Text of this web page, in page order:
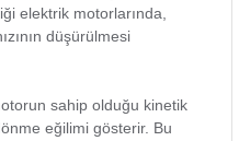
elektrik motorlarında,
düşürülmesi
sahip olduğu kinetik
eğilimi gösterir. Bu